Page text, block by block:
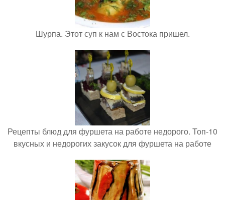
Шурпа. Этот суп к нам с Востока пришел.
Рецепты блюд для фуршета на работе недорого. Топ-10
вкусных и недорогих закусок для фуршета на работе